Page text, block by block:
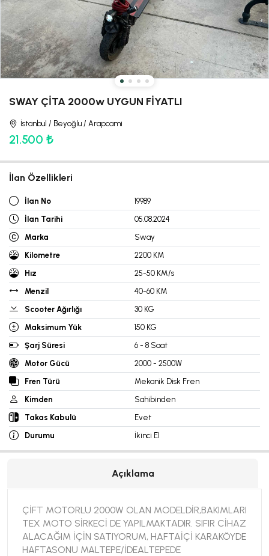
SWAY ÇİTA 2000w UYGUN FİYATLI
İstanbul / Beyoğlu / Arapcami
21.500 ₺
İlan Özellikleri
İlan No
19989
İlan Tarihi
05.08.2024
Marka
Sway
Kilometre
2200 KM
Hız
25-50 KM/s
Menzil
40-60 KM
Scooter Ağırlığı
30 KG
Maksimum Yük
150 KG
Şarj Süresi
6 - 8 Saat
Motor Gücü
2000 - 2500W
Fren Türü
Mekanik Disk Fren
Kimden
Sahibinden
Takas Kabulü
Evet
Durumu
İkinci El
Açıklama
ÇİFT MOTORLU 2000W OLAN MODELDİR,BAKIMLARI
TEX MOTO SİRKECİ DE YAPILMAKTADIR. SIFIR CİHAZ
ALACAĞIM İÇİN SATIYORUM, HAFTAİÇİ KARAKÖYDE
HAFTASONU MALTEPE/İDEALTEPEDE